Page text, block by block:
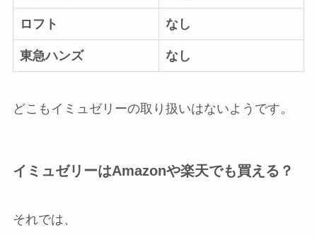
ロフト なし
東急ハンズ なし
どこもイミュゼリーの取り扱いはないようです。
イミュゼリーはAmazonや楽天でも買える？
それでは、